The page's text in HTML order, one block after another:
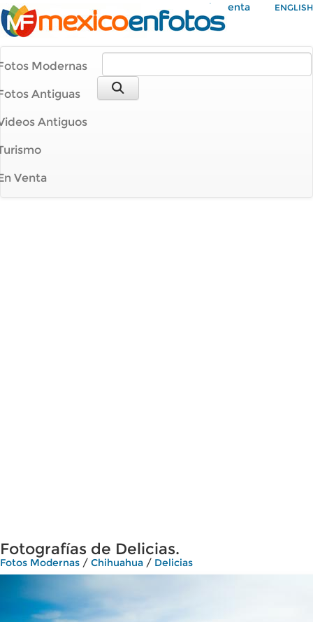
Mi Cuenta ENGLISH
Modernas
Antiguas
Antiguos
Venta
Fotografías de Delicias.
Fotos Modernas / Chihuahua / Delicias